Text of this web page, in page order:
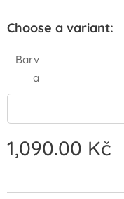
Choose a variant:
Barv
a
1,090.00 Kč